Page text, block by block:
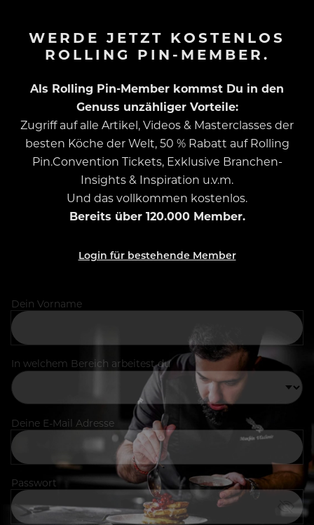
WERDE JETZT KOSTENLOS
ROLLING PIN-MEMBER.
Als Rolling Pin-Member kommst Du in den
Genuss unzähliger Vorteile:
Zugriff auf alle Artikel, Videos & Masterclasses der
besten Köche der Welt, 50 % Rabatt auf Rolling
Pin.Convention Tickets, Exklusive Branchen-
Insights & Inspiration u.v.m.
Und das vollkommen kostenlos.
Bereits über 120.000 Member.
Login für bestehende Member
Dein Vorname
In welchem Bereich arbeitest du
Deine E-Mail Adresse
Passwort